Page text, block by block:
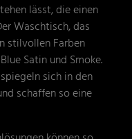
lässt, die einen
Waschtisch, das
stilvollen Farben
Satin und Smoke.
sich in den
schaffen so eine